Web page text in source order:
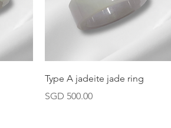
快速瀏覽
Type A jadeite jade ring
價格
SGD 500.00